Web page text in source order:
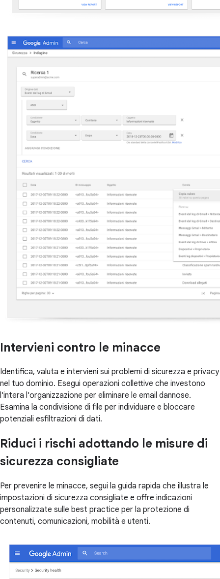
Intervieni contro le minacce
Identifica, valuta e intervieni sui problemi di sicurezza e privacy
nel tuo dominio. Esegui operazioni collettive che investono
l'intera l'organizzazione per eliminare le email dannose.
Esamina la condivisione di file per individuare e bloccare
potenziali esfiltrazioni di dati.
Riduci i rischi adottando le misure di
sicurezza consigliate
Per prevenire le minacce, segui la guida rapida che illustra le
impostazioni di sicurezza consigliate e offre indicazioni
personalizzate sulle best practice per la protezione di
contenuti, comunicazioni, mobilità e utenti.